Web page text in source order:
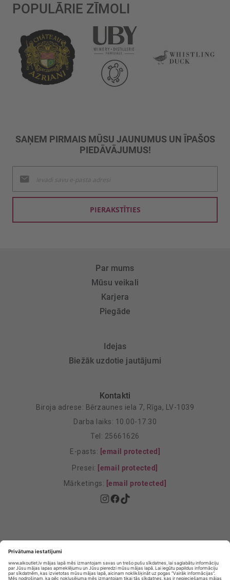
POPULĀRIE ZĪMOLI
SAŅEM PIRMAIS MŪSU JAUNUMUS UN ĪPAŠOS
PIEDĀVĀJUMUS!
jaunumu
saņemšanai:
PIERAKSTĪTIES
Par mums
Mūsu veikali
Karjera
Piegāde
Idejas
Biežāk uzdotie jautājumi
Kontakti
Biroja adrese: Bērzaunes iela 7, Rīga, LV-1039
Darba laiks: 10.00-17.30
Tel: 25661626
E-pasts: [email protected]
Presei: [email protected]
Mārketings: [email protected]
Privātuma Iestatījumi
E-veikala lietošanas noteikumi